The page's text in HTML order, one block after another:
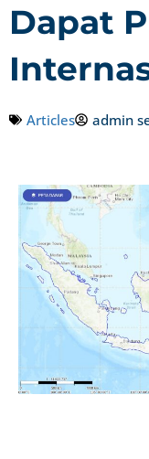
Dapat
Articles admin